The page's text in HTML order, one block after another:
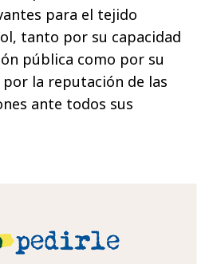
para el tejido
tanto por su capacidad
pública como por su
la reputación de las
ante todos sus